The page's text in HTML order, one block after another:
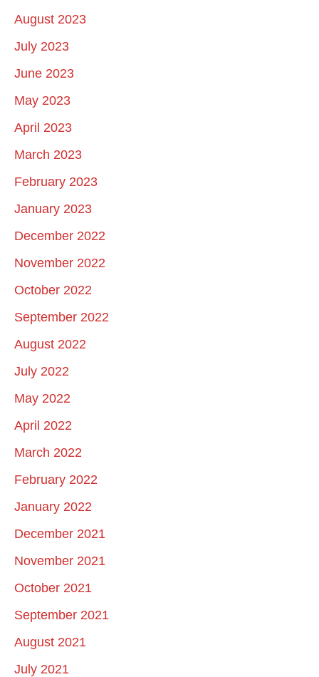
August 2023
July 2023
June 2023
May 2023
April 2023
March 2023
February 2023
January 2023
December 2022
November 2022
October 2022
September 2022
August 2022
July 2022
May 2022
April 2022
March 2022
February 2022
January 2022
December 2021
November 2021
October 2021
September 2021
August 2021
July 2021